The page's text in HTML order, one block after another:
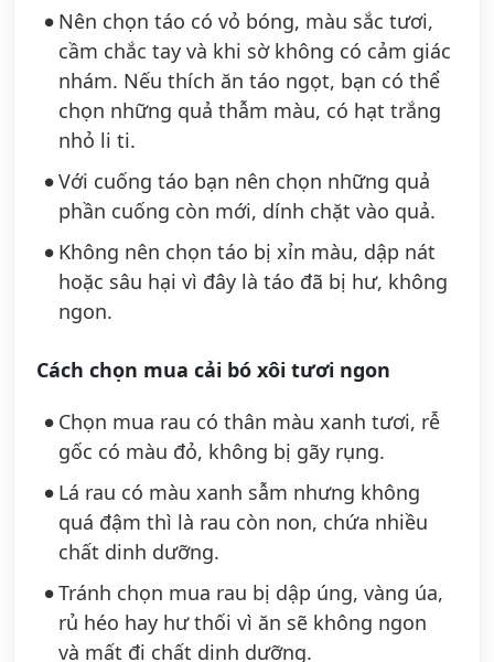
Nên chọn táo có vỏ bóng, màu sắc tươi,
cầm chắc tay và khi sờ không có cảm giác
nhám. Nếu thích ăn táo ngọt, bạn có thể
chọn những quả thẫm màu, có hạt trắng
nhỏ li ti.
Với cuống táo bạn nên chọn những quả
phần cuống còn mới, dính chặt vào quả.
Không nên chọn táo bị xỉn màu, dập nát
hoặc sâu hại vì đây là táo đã bị hư, không
ngon.
Cách chọn mua cải bó xôi tươi ngon
Chọn mua rau có thân màu xanh tươi, rễ
gốc có màu đỏ, không bị gãy rụng.
Lá rau có màu xanh sẫm nhưng không
quá đậm thì là rau còn non, chứa nhiều
chất dinh dưỡng.
Tránh chọn mua rau bị dập úng, vàng úa,
rủ héo hay hư thối vì ăn sẽ không ngon
và mất đi chất dinh dưỡng.